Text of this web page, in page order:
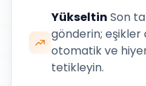
Yükseltin Son
gönderin; eşikler
otomatik ve
tetikleyin.